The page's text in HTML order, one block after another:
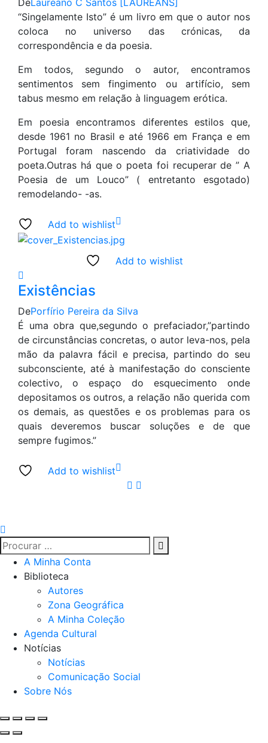
“Singelamente Isto” é um livro em que o autor nos
coloca no universo das crónicas, da
correspondência e da poesia.
Em todos, segundo o autor, encontramos
sentimentos sem fingimento ou artifício, sem
tabus mesmo em relação à linguagem erótica.
Em poesia encontramos diferentes estilos que,
desde 1961 no Brasil e até 1966 em França e em
Portugal foram nascendo da criatividade do
poeta.Outras há que o poeta foi recuperar de ” A
Poesia de um Louco” ( entretanto esgotado)
remodelando- -as.
Add to wishlist
Add to wishlist
Existências
DePorfírio Pereira da Silva
É uma obra que,segundo o prefaciador,”partindo
de circunstâncias concretas, o autor leva-nos, pela
mão da palavra fácil e precisa, partindo do seu
subconsciente, até à manifestação do consciente
colectivo, o espaço do esquecimento onde
depositamos os outros, a relação não querida com
os demais, as questões e os problemas para os
quais deveremos buscar soluções e de que
sempre fugimos.”
Add to wishlist
A Minha Conta
Biblioteca
Autores
Zona Geográfica
A Minha Coleção
Agenda Cultural
Notícias
Notícias
Comunicação Social
Sobre Nós